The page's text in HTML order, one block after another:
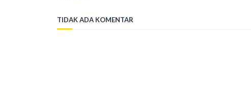
TIDAK ADA KOMENTAR